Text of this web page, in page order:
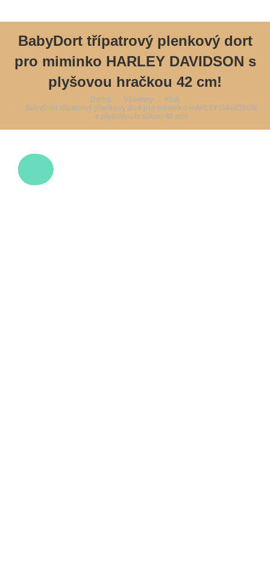
BabyDort třípatrový plenkový dort
pro miminko HARLEY DAVIDSON s
plyšovou hračkou 42 cm!
Domů Všechny
Kluk
BabyDort třípatrový plenkový dort pro miminko HARLEY DAVIDSON
s plyšovou hračkou 42 cm!